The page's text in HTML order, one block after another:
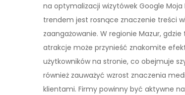
na optymalizacji wizytówek Google
trendem jest rosnące znaczenie treści
zaangażowanie. W regionie Mazur,
atrakcje może przynieść znakomite
użytkowników na stronie, co obejmuje
również zauważyć wzrost znaczenia
klientami. Firmy powinny być aktywne